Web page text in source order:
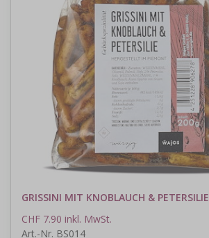
GRISSINI MIT KNOBLAUCH & PETERSILIE
CHF 7.90 inkl. MwSt.
Art.-Nr. BS014